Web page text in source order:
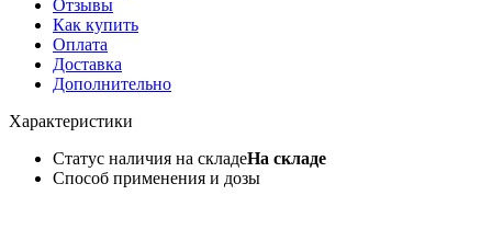
Отзывы
Как купить
Оплата
Доставка
Дополнительно
Характеристики
Статус наличия на складеНа складе
Способ применения и дозы